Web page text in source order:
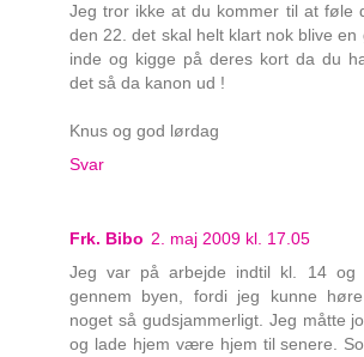
Jeg tror ikke at du kommer til at føle
den 22. det skal helt klart nok blive en
inde og kigge på deres kort da du
det så da kanon ud !
Knus og god lørdag
Svar
Frk. Bibo 2. maj 2009 kl. 17.05
Jeg var på arbejde indtil kl. 14
gennem byen, fordi jeg kunne
noget så gudsjammerligt. Jeg måtte
og lade hjem være hjem til senere.